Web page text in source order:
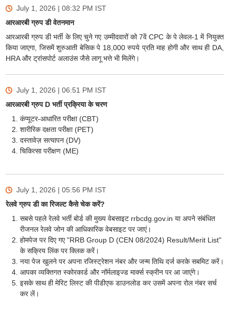
July 1, 2026 | 08:32 PM IST
आरआरबी ग्रुप डी वेतनमान
आरआरबी ग्रुप डी भर्ती के लिए चुने गए उम्मीदवारों को 7वें CPC के पे लेवल-1 में नियुक्त
किया जाएगा, जिसमें शुरुआती बेसिक पे 18,000 रुपये प्रति माह होगी और साथ ही DA,
HRA और ट्रांसपोर्ट अलाउंस जैसे लागू भत्ते भी मिलेंगे।
July 1, 2026 | 06:51 PM IST
आरआरबी ग्रुप D भर्ती प्रक्रिया के चरण
कंप्यूटर-आधारित परीक्षा (CBT)
शारीरिक दक्षता परीक्षा (PET)
दस्तावेज़ सत्यापन (DV)
चिकित्सा परीक्षण (ME)
July 1, 2026 | 05:56 PM IST
रेलवे ग्रुप डी का रिजल्ट कैसे चेक करें?
सबसे पहले रेलवे भर्ती बोर्ड की मुख्य वेबसाइट rrbcdg.gov.in या अपने संबंधित
रीजनल रेलवे जोन की आधिकारिक वेबसाइट पर जाएं।
होमपेज पर दिए गए "RRB Group D (CEN 08/2024) Result/Merit List"
के सक्रिय लिंक पर क्लिक करें।
नया पेज खुलने पर अपना रजिस्ट्रेशन नंबर और जन्म तिथि दर्ज करके सबमिट करें।
आपका व्यक्तिगत स्कोरकार्ड और नॉर्मलाइज्ड मार्क्स स्क्रीन पर आ जाएंगे।
इसके साथ ही मेरिट लिस्ट की पीडीएफ डाउनलोड कर उसमें अपना रोल नंबर सर्च
कर लें।